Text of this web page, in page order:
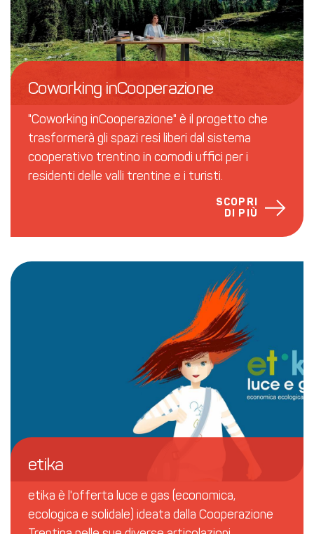
Coworking inCooperazione
"Coworking inCooperazione" è il progetto che
trasformerà gli spazi resi liberi dal sistema
cooperativo trentino in comodi uffici per i
residenti delle valli trentine e i turisti.
SCOPRI
DI PIÙ
etika
etika è l'offerta luce e gas (economica,
ecologica e solidale) ideata dalla Cooperazione